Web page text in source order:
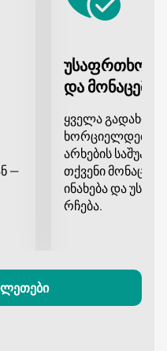
გამოყენებით
ის კონცერტი
ტრიბუტი" Silk
—
უსაფრთხო
და
ყველა გადახდა
ხორციელდება
არხების
თქვენი
ინახება და
რჩება.